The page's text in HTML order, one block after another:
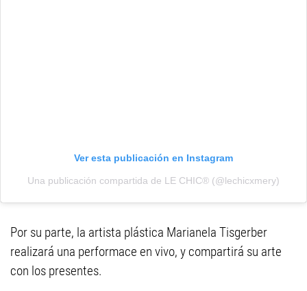
Ver esta publicación en Instagram
Una publicación compartida de LE CHIC® (@lechicxmery)
Por su parte, la artista plástica Marianela Tisgerber
realizará una performace en vivo, y compartirá su arte
con los presentes.